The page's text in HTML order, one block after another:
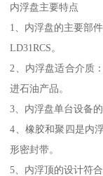
内浮盘主要特点
1、内浮盘的主要部
LD31RCS。
2、内浮盘适合介质
进石油产品。
3、内浮盘单台设备
4、橡胶和聚四是内
形密封带。
5、内浮顶的设计符合